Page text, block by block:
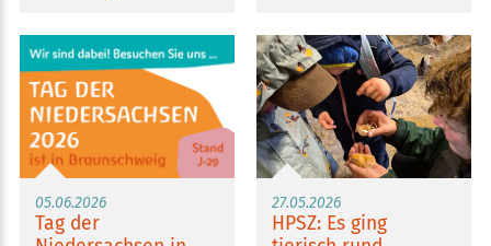
05.06.2026
Tag der
27.05.2026
HPSZ: Es ging